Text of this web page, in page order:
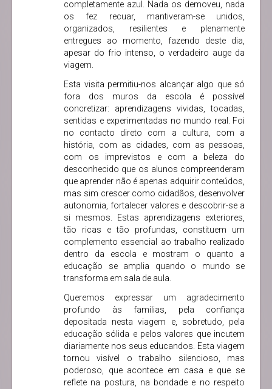
completamente azul. Nada os demoveu, nada
os fez recuar, mantiveram-se unidos,
organizados, resilientes e plenamente
entregues ao momento, fazendo deste dia,
apesar do frio intenso, o verdadeiro auge da
viagem.
Esta visita permitiu-nos alcançar algo que só
fora dos muros da escola é possível
concretizar: aprendizagens vividas, tocadas,
sentidas e experimentadas no mundo real. Foi
no contacto direto com a cultura, com a
história, com as cidades, com as pessoas,
com os imprevistos e com a beleza do
desconhecido que os alunos compreenderam
que aprender não é apenas adquirir conteúdos,
mas sim crescer como cidadãos, desenvolver
autonomia, fortalecer valores e descobrir-se a
si mesmos. Estas aprendizagens exteriores,
tão ricas e tão profundas, constituem um
complemento essencial ao trabalho realizado
dentro da escola e mostram o quanto a
educação se amplia quando o mundo se
transforma em sala de aula.
Queremos expressar um agradecimento
profundo às famílias, pela confiança
depositada nesta viagem e, sobretudo, pela
educação sólida e pelos valores que incutem
diariamente nos seus educandos. Esta viagem
tornou visível o trabalho silencioso, mas
poderoso, que acontece em casa e que se
reflete na postura, na bondade e no respeito